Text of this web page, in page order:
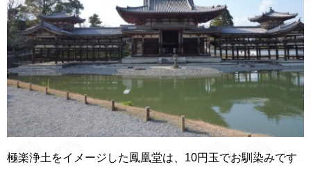
極楽浄土をイメージした鳳凰堂は、10円玉でお馴染みです